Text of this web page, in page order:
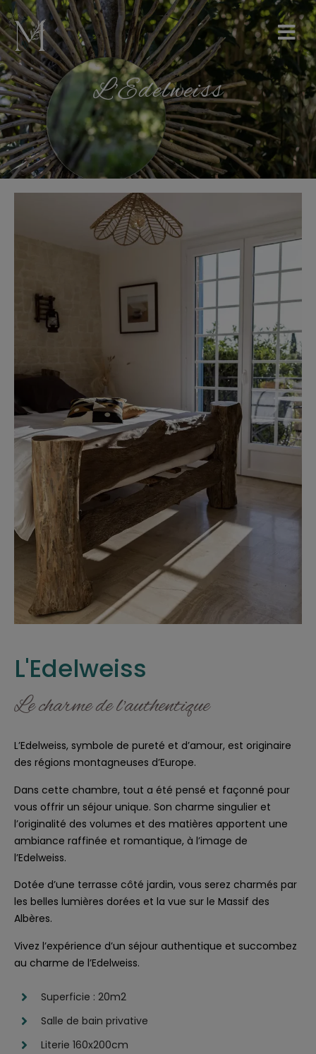
L'Edelweiss
L'Edelweiss
Le charme de l'authentique
L’Edelweiss, symbole de pureté et d’amour, est originaire
des régions montagneuses d’Europe.
Dans cette chambre, tout a été pensé et façonné pour
vous offrir un séjour unique. Son charme singulier et
l’originalité des volumes et des matières apportent une
ambiance raffinée et romantique, à l’image de
l’Edelweiss.
Dotée d’une terrasse côté jardin, vous serez charmés par
les belles lumières dorées et la vue sur le Massif des
Albères.
Vivez l’expérience d’un séjour authentique et succombez
au charme de l’Edelweiss.
Superficie : 20m2
Salle de bain privative
Literie 160x200cm